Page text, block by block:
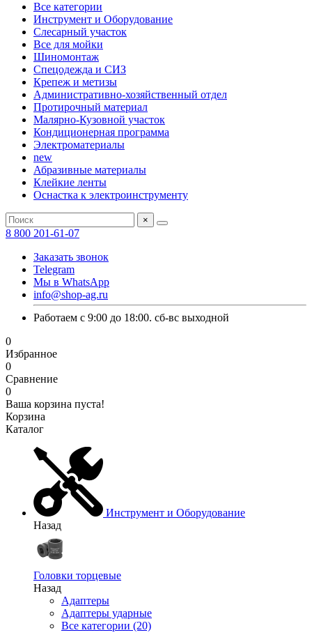
Все категории
Инструмент и Оборудование
Слесарный участок
Все для мойки
Шиномонтаж
Спецодежда и СИЗ
Крепеж и метизы
Административно-хозяйственный отдел
Протирочный материал
Малярно-Кузовной участок
Кондиционерная программа
Электроматериалы
new
Абразивные материалы
Клейкие ленты
Оснастка к электроинструменту
×
8 800 201-61-07
Заказать звонок
Telegram
Мы в WhatsApp
info@shop-ag.ru
Работаем с 9:00 до 18:00. сб-вс выходной
0
Избранное
0
Сравнение
0
Ваша корзина пуста!
Корзина
Каталог
Инструмент и Оборудование
Назад
Головки торцевые
Назад
Адаптеры
Адаптеры ударные
Все категории (20)